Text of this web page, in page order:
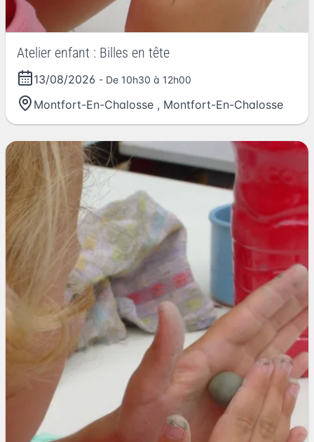
Atelier enfant : Billes en tête
13/08/2026 - De 10h30 à 12h00
Montfort-En-Chalosse , Montfort-En-Chalosse